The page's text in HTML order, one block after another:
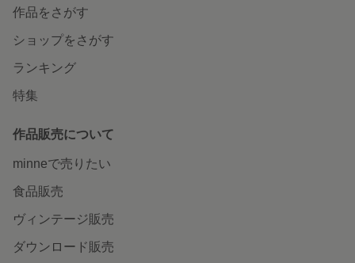
作品をさがす
ショップをさがす
ランキング
特集
作品販売について
minneで売りたい
食品販売
ヴィンテージ販売
ダウンロード販売